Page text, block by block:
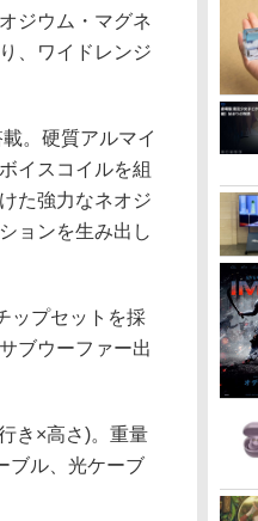
ジウム・マグネ
、ワイドレンジ
。硬質アルマイ
イスコイルを組
た強力なネオジ
ョンを生み出し
ップセットを採
ブウーファー出
き×高さ)。重量
ブル、光ケーブ